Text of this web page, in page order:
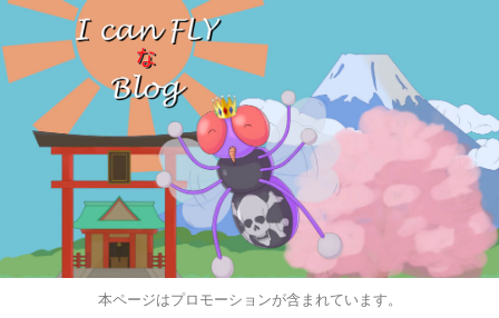
本ページはプロモーションが含まれています。